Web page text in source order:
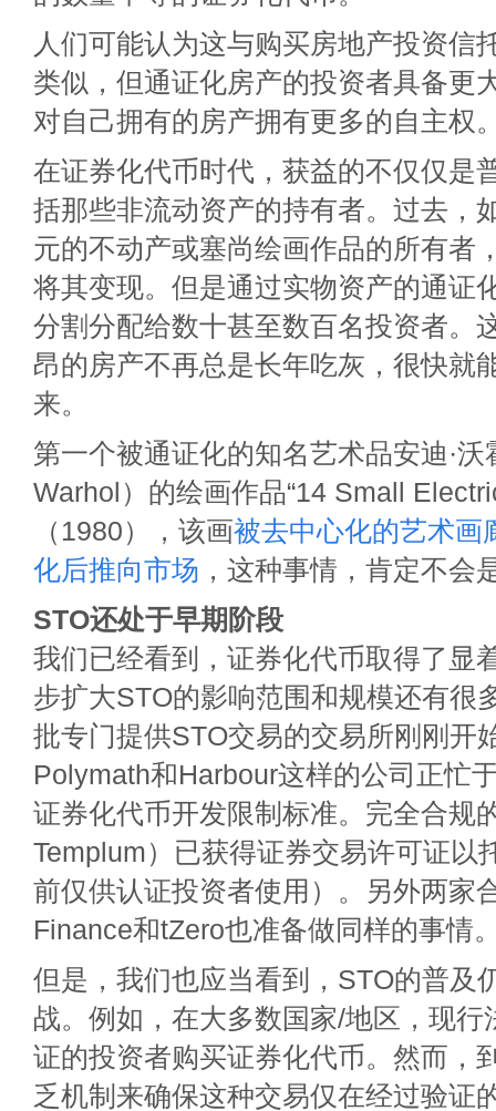
人们可能认为这与购买房地产投资信
类似，但通证化房产的投资者具备更
对自己拥有的房产拥有更多的自主权
在证券化代币时代，获益的不仅仅是
括那些非流动资产的持有者。过去，
元的不动产或塞尚绘画作品的所有者
将其变现。但是通过实物资产的通证
分割分配给数十甚至数百名投资者。
昂的房产不再总是长年吃灰，很快就
来。
第一个被通证化的知名艺术品安迪·
Warhol）的绘画作品“14 Small
（1980），该画被去中心化的艺术画
化后推向市场 ，这种事情，肯定不会
STO还处于早期阶段
我们已经看到，证券化代币取得了显
步扩大STO的影响范围和规模还有很
批专门提供STO交易的交易所刚刚开
Polymath和Harbour这样的公司正忙
证券化代币开发限制标准。完全合规
Templum）已获得证券交易许可证以
前仅供认证投资者使用）。另外两家
Finance和tZero也准备做同样的事情
但是，我们也应当看到，STO的普及
战。例如，在大多数国家/地区，现行
证的投资者购买证券化代币。然而，
乏机制来确保这种交易仅在经过验证